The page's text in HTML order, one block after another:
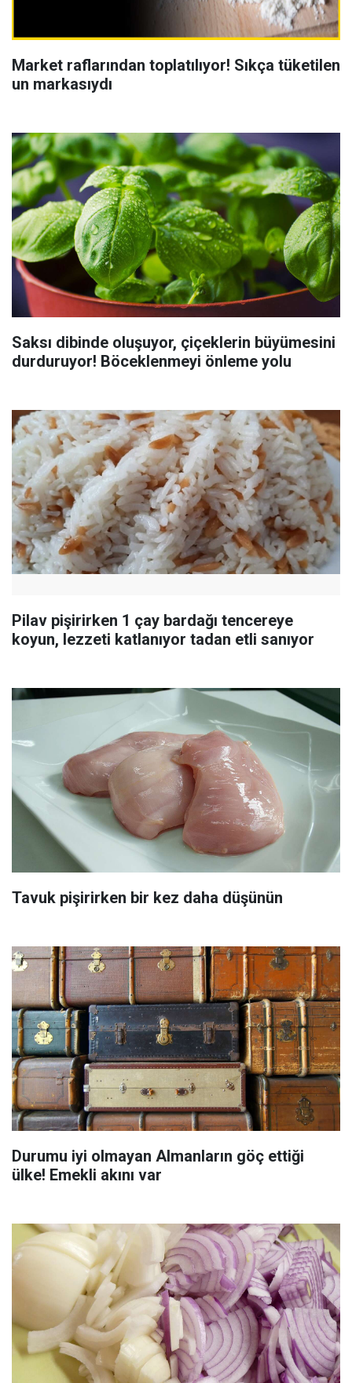
Market raflarından toplatılıyor! Sıkça tüketilen
un markasıydı
Saksı dibinde oluşuyor, çiçeklerin büyümesini
durduruyor! Böceklenmeyi önleme yolu
Pilav pişirirken 1 çay bardağı tencereye
koyun, lezzeti katlanıyor tadan etli sanıyor
Tavuk pişirirken bir kez daha düşünün
Durumu iyi olmayan Almanların göç ettiği
ülke! Emekli akını var